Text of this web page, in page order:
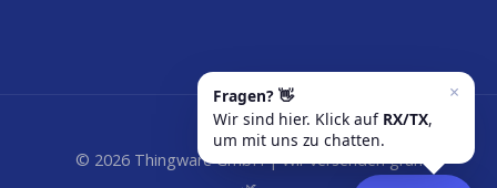
© 2026 Thingware GmbH | Wir versenden grün